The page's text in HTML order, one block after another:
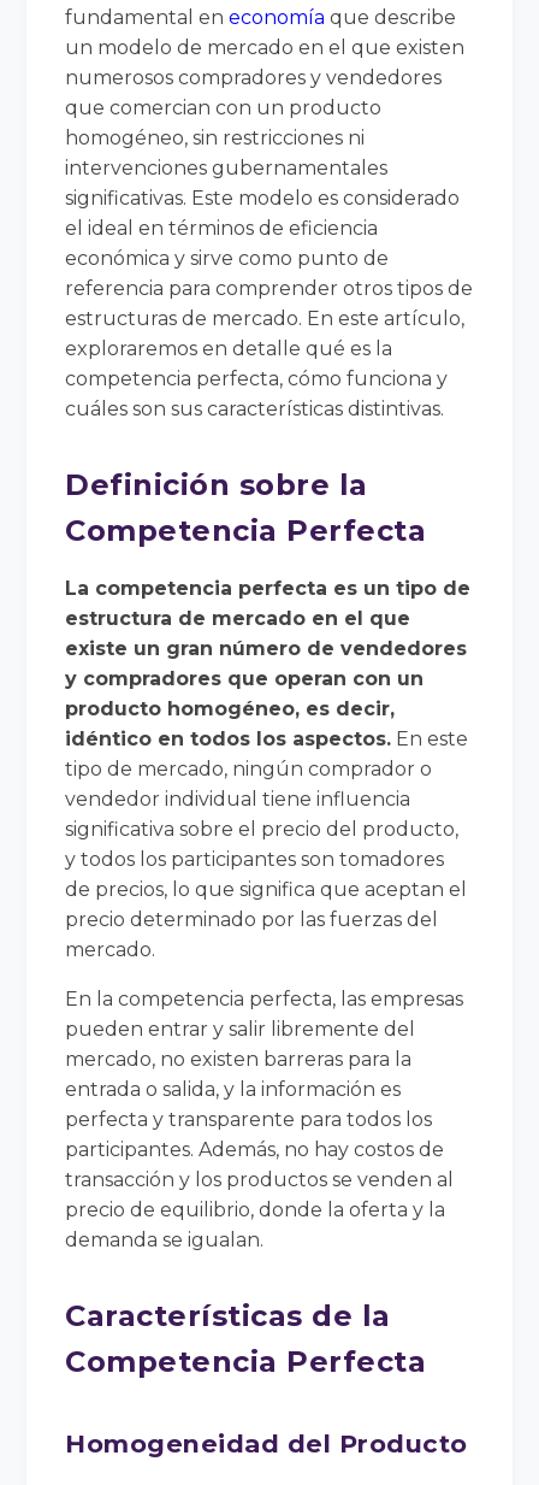
fundamental eneconomía que describe
un modelo de mercado en el que existen
numerosos compradores y vendedores
que comercian con un producto
homogéneo, sin restricciones ni
intervenciones gubernamentales
significativas. Este modelo es considerado
el ideal en términos de eficiencia
económica y sirve como punto de
referencia para comprender otros tipos de
estructuras de mercado. En este artículo,
exploraremos en detalle qué es la
competencia perfecta, cómo funciona y
cuáles son sus características distintivas.
Definición sobre la
Competencia Perfecta
La competencia perfecta es un tipo de
estructura de mercado en el que
existe un gran número de vendedores
y compradores que operan con un
producto homogéneo, es decir,
idéntico en todos los aspectos. En este
tipo de mercado, ningún comprador o
vendedor individual tiene influencia
significativa sobre el precio del producto,
y todos los participantes son tomadores
de precios, lo que significa que aceptan el
precio determinado por las fuerzas del
mercado.
En la competencia perfecta, las empresas
pueden entrar y salir libremente del
mercado, no existen barreras para la
entrada o salida, y la información es
perfecta y transparente para todos los
participantes. Además, no hay costos de
transacción y los productos se venden al
precio de equilibrio, donde la oferta y la
demanda se igualan.
Características de la
Competencia Perfecta
Homogeneidad del Producto